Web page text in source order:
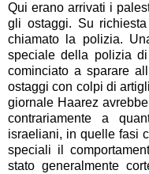
Qui erano arrivati i
gli ostaggi. Su
chiamato la polizia.
speciale della polizia
cominciato a sparare
ostaggi con colpi di
giornale Haarez
contrariamente a
israeliani, in quelle fasi
speciali il
stato generalmente